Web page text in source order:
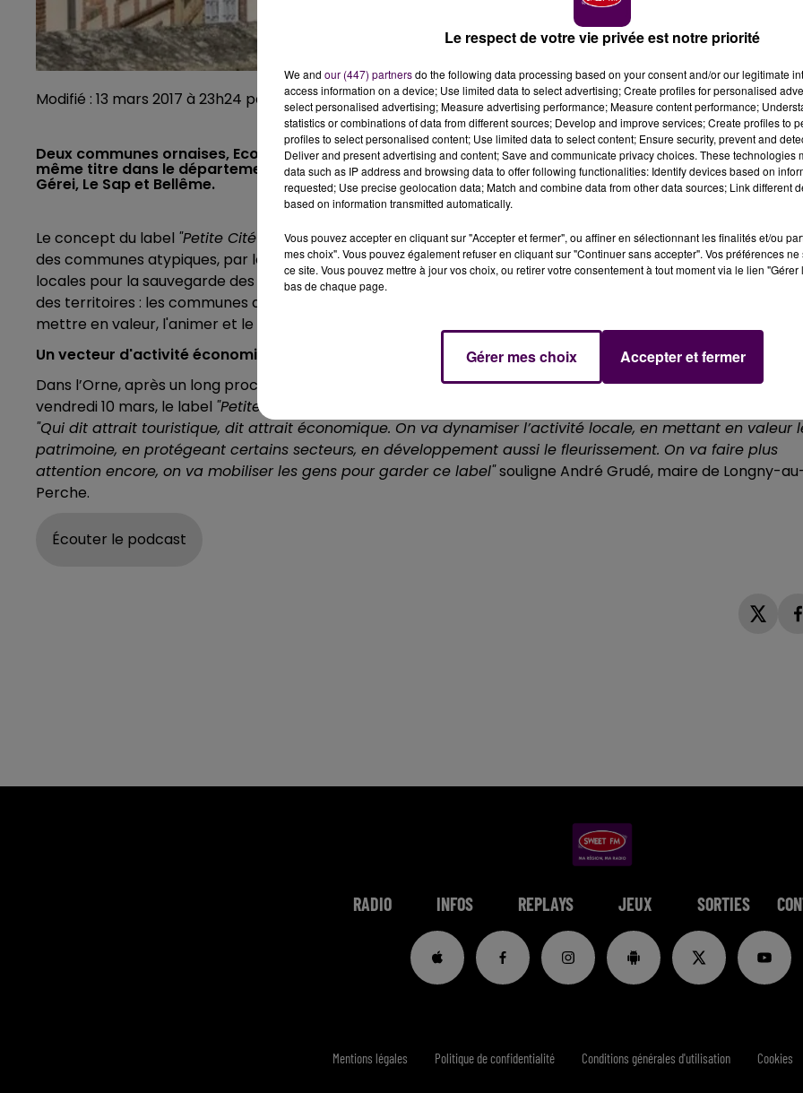
Modifié : 13 mars 2017 à 23h24 par Emilien Borderie
Deux communes ornaises, Ecouché et Longny-au-Perche, ont reçu le label "Petite Cité de Caractère", au
même titre dans le département, il y a quelques années maintenant, que La Perrière, Saint-Céneri-le-
Gérei, Le Sap et Bellême.
Le concept du label "Petite Cité de Caractère"remonte au milieu des années 1970 en Bretagne, pour
des communes atypiques, par leur histoire et leur patrimoine. Avec comme objectif de mobiliser les volontés
locales pour la sauvegarde des bâtiments historiques, grands ou petits, et d’en faire un axe de
des territoires : les communes distinguées s’engagent à sauvegarder, restaurer, entretenir leur patrimoine, le
mettre en valeur, l'animer et le promouvoir auprès des habitants et des visiteurs.
Un vecteur d'activité économique
Dans l’Orne, après un long processus d’homologation, Longny-au-Perche et Ecouché se sont vu décerner, ce
vendredi 10 mars, le label "Petite Cité de Caractère"
"Qui dit attrait touristique, dit attrait économique. On va dynamiser l’activité locale, en mettant en valeur
patrimoine, en protégeant certains secteurs, en développement aussi le fleurissement. On va faire plus
attention encore, on va mobiliser les gens pour garder ce label"souligne André Grudé, maire de Longny-
Perche.
Écouter le podcast
RADIO INFOS REPLAYS JEUX SORTIES
Mentions légales Politique de confidentialité Conditions générales d'utilisation Cookies
Le respect de votre vie privée est notre priorité
We and our (447) partnersdo the following data processing based on your consent and/or our legitimate
access information on a device; Use limited data to select advertising; Create profiles for personalised
select personalised advertising; Measure advertising performance; Measure content performance;
statistics or combinations of data from different sources; Develop and improve services; Create profiles to
profiles to select personalised content; Use limited data to select content; Ensure security, prevent and
Deliver and present advertising and content; Save and communicate privacy choices. These technologies
data such as IP address and browsing data to offer following functionalities: Identify devices based on
requested; Use precise geolocation data; Match and combine data from other data sources; Link different
based on information transmitted automatically.
Vous pouvez accepter en cliquant sur "Accepter et fermer", ou affiner en sélectionnant les finalités et/ou
mes choix". Vous pouvez également refuser en cliquant sur "Continuer sans accepter". Vos préférences
ce site. Vous pouvez mettre à jour vos choix, ou retirer votre consentement à tout moment via le lien
bas de chaque page.
Gérer mes choix Accepter et fermer